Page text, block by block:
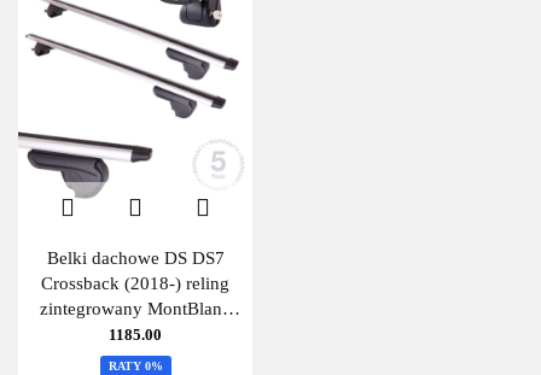
Belki dachowe DS DS7
Crossback (2018-) reling
zintegrowany MontBlanc
Activa Aero 125 + kit 06
1185.00
RATY 0%